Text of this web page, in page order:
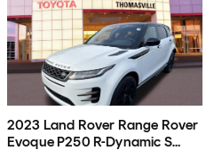
2023 Land Rover Range Rover
Evoque P250 R-Dynamic S